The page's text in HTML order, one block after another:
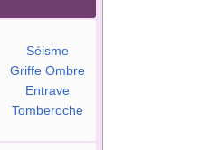
Séisme
Griffe Ombre
Entrave
Tomberoche